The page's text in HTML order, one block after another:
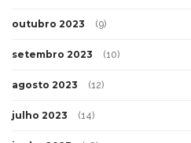
outubro 2023 (9)
setembro 2023 (10)
agosto 2023 (12)
julho 2023 (14)